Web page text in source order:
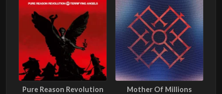
Pure Reason Revolution Mother Of Millions